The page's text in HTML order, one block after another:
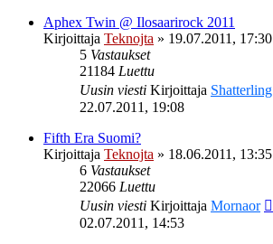
Aphex Twin @ Ilosaarirock 2011
Kirjoittaja Teknojta » 19.07.2011, 17:30
5 Vastaukset
21184 Luettu
Uusin viesti Kirjoittaja Shatterling
22.07.2011, 19:08
Fifth Era Suomi?
Kirjoittaja Teknojta » 18.06.2011, 13:35
6 Vastaukset
22066 Luettu
Uusin viesti Kirjoittaja Mornaor
02.07.2011, 14:53